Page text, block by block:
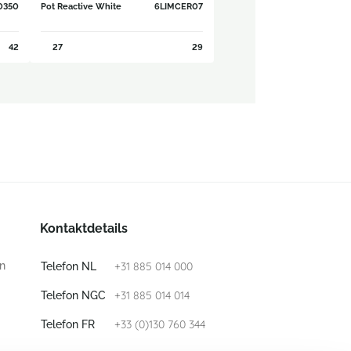
42
Pot Reactive White 6LIMCER07
27 29
Kontaktdetails
Telefon NL +31 885 014 000
Telefon NGC +31 885 014 014
Telefon FR +33 (0)130 760 344